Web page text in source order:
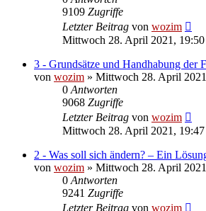
9109 Zugriffe
Letzter Beitrag von wozim
Mittwoch 28. April 2021, 19:50
3 - Grundsätze und Handhabung der
von wozim » Mittwoch 28. April
0 Antworten
9068 Zugriffe
Letzter Beitrag von wozim
Mittwoch 28. April 2021, 19:47
2 - Was soll sich ändern? – Ein
von wozim » Mittwoch 28. April
0 Antworten
9241 Zugriffe
Letzter Beitrag von wozim